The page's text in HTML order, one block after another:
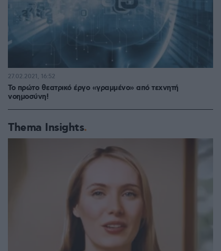
Το πρώτο θεατρικό έργο «γραμμένο» από τεχνητή
νοημοσύνη!
27.02.2021, 16:52
Thema Insights